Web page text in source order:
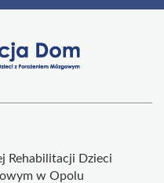
Rehabilitacji Dzieci
w Opolu